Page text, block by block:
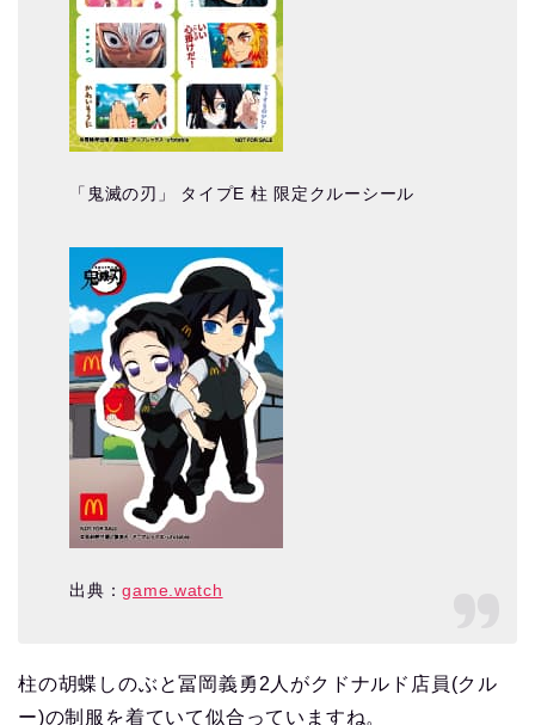
「鬼滅の刃」 タイプE 柱 限定クルーシール
出典：game.watch
柱の胡蝶しのぶと冨岡義勇2人がクドナルド店員(クル
ー)の制服を着ていて似合っていますね。